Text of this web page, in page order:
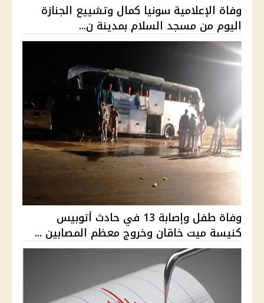
وفاة الإعلامية سونيا كمال وتشييع الجنازة
اليوم من مسجد السلام بمدينة ن...
وفاة طفل وإصابة 13 في حادث أتوبيس
كنيسة ميت خاقان وخروج معظم المصابين ...